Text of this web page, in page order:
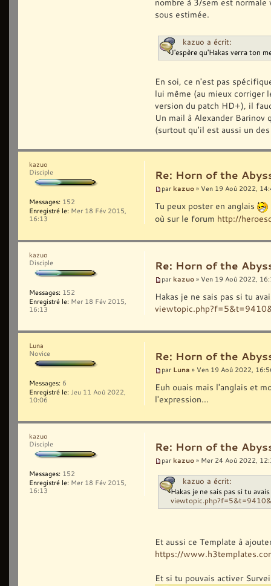
nombre à 3/sem est
sous estimée.
kazuo a écrit:
J'espère qu'Hakas verra ton
En soi, ce n'est pas
lui même (au mieux corriger
version du patch HD+), il
Un mail à Alexander
(surtout qu'il est aussi un
Re: Horn of the
par kazuo » Ven 19 Aoû 2022,
Tu peux poster en anglais
où sur le forum http://
kazuo
Disciple
Messages: 152
Enregistré le: Mer 18 Fév 2015,
16:13
Re: Horn of the
par kazuo » Ven 19 Aoû 2022,
Hakas je ne sais pas si tu
kazuo
Disciple
Messages: 152
Enregistré le: Mer 18 Fév 2015,
16:13
Re: Horn of the
par Luna » Ven 19 Aoû 2022,
Euh ouais mais l'anglais et
l'expression...
Luna
Novice
Messages: 6
Enregistré le: Jeu 11 Aoû 2022,
10:06
Re: Horn of the
par kazuo » Mer 24 Aoû 2022,
kazuo a écrit:
Hakas je ne sais pas si tu
Et aussi ce Template à
https://
Et si tu pouvais activer
kazuo
Disciple
Messages: 152
Enregistré le: Mer 18 Fév 2015,
16:13